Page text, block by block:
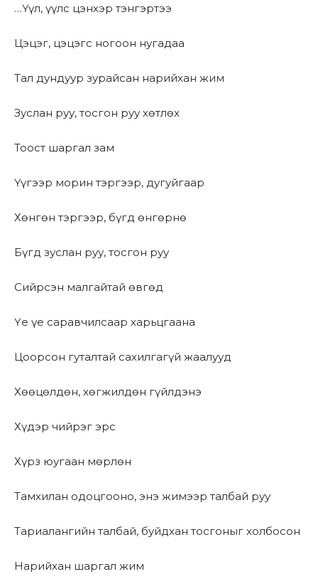
…Үүл, үүлс цэнхэр тэнгэртээ
Цэцэг, цэцэгс ногоон нугадаа
Тал дундуур зурайсан нарийхан жим
Зуслан руу, тосгон руу хөтлөх
Тоост шаргал зам
Үүгээр морин тэргээр, дугуйгаар
Хөнгөн тэргээр, бүгд өнгөрнө
Бүгд зуслан руу, тосгон руу
Сийрсэн малгайтай өвгөд
Үе үе саравчилсаар харьцгаана
Цоорсон гуталтай сахилгагүй жаалууд
Хөөцөлдөн, хөгжилдөн гүйлдэнэ
Хүдэр чийрэг эрс
Хүрз юугаан мөрлөн
Тамхилан одоцгооно, энэ жимээр талбай руу
Тариалангийн талбай, буйдхан тосгоныг холбосон
Нарийхан шаргал жим